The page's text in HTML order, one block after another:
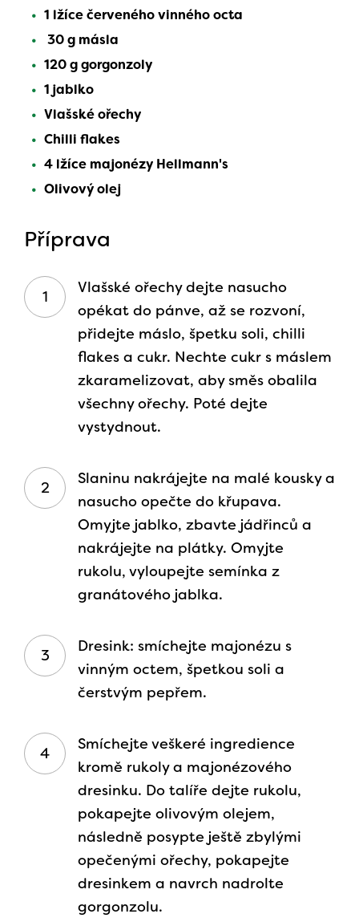
1 lžíce červeného vinného octa
30 g másla
120 g gorgonzoly
1 jablko
Vlašské ořechy
Chilli flakes
4 lžíce majonézy Hellmann's
Olivový olej
Příprava
Vlašské ořechy dejte nasucho
opékat do pánve, až se rozvoní,
přidejte máslo, špetku soli, chilli
flakes a cukr. Nechte cukr s máslem
zkaramelizovat, aby směs obalila
všechny ořechy. Poté dejte
vystydnout.
Slaninu nakrájejte na malé kousky a
nasucho opečte do křupava.
Omyjte jablko, zbavte jádřinců a
nakrájejte na plátky. Omyjte
rukolu, vyloupejte semínka z
granátového jablka.
Dresink: smíchejte majonézu s
vinným octem, špetkou soli a
čerstvým pepřem.
Smíchejte veškeré ingredience
kromě rukoly a majonézového
dresinku. Do talíře dejte rukolu,
pokapejte olivovým olejem,
následně posypte ještě zbylými
opečenými ořechy, pokapejte
dresinkem a navrch nadrolte
gorgonzolu.